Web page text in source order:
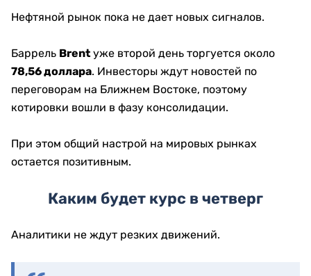
Нефтяной рынок пока не дает новых сигналов.
Баррель Brent уже второй день торгуется около
78,56 доллара. Инвесторы ждут новостей по
переговорам на Ближнем Востоке, поэтому
котировки вошли в фазу консолидации.
При этом общий настрой на мировых рынках
остается позитивным.
Каким будет курс в четверг
Аналитики не ждут резких движений.